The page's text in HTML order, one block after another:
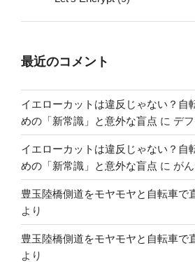
最近のコメント
イエローカットは違反じゃない？自
めの「新常識」と意外な盲点 に デ
イエローカットは違反じゃない？自
めの「新常識」と意外な盲点 に が
豊玉陸橋側道をモヤモヤと自転車で
より
豊玉陸橋側道をモヤモヤと自転車で
より